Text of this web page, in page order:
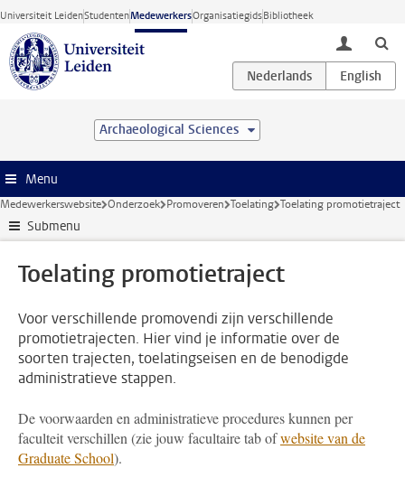
Ga direct naar de inhoud
Universiteit LeidenStudentenMedewerkersOrganisatiegidsBibliotheek
toggle
Archaeological Sciences
Menu
Medewerkerswebsite Onderzoek Promoveren Toelating Toelating promotietraject
Submenu
Toelating promotietraject
Voor verschillende promovendi zijn verschillende
promotietrajecten. Hier vind je informatie over de
soorten trajecten, toelatingseisen en de benodigde
administratieve stappen.
De voorwaarden en administratieve procedures kunnen per
faculteit verschillen (zie jouw facultaire tab ofwebsite van de
Graduate School).